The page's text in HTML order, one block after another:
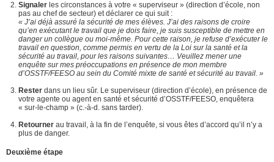
Signaler les circonstances à votre « superviseur » (direction d’école, non
pas au chef de secteur) et déclarer ce qui suit :
« J’ai déjà assuré la sécurité de mes élèves. J’ai des raisons de croire
qu’en exécutant le travail que je dois faire, je suis susceptible de mettre en
danger un collègue ou moi-même. Pour cette raison, je refuse d’exécuter le
travail en question, comme permis en vertu de la Loi sur la santé et la
sécurité au travail, pour les raisons suivantes… Veuillez mener une
enquête sur mes préoccupations en présence de mon membre
d’OSSTF/FEESO au sein du Comité mixte de santé et sécurité au travail. »
Rester dans un lieu sûr. Le superviseur (direction d’école), en présence de
votre agente ou agent en santé et sécurité d’OSSTF/FEESO, enquêtera
« sur-le-champ » (c.-à-d. sans tarder).
Retourner au travail, à la fin de l’enquête, si vous êtes d’accord qu’il n’y a
plus de danger.
Deuxième étape